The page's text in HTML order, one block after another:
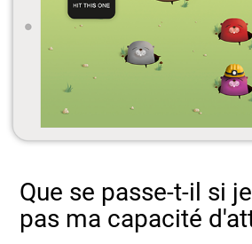
Que se passe-t-il si
pas ma capacité